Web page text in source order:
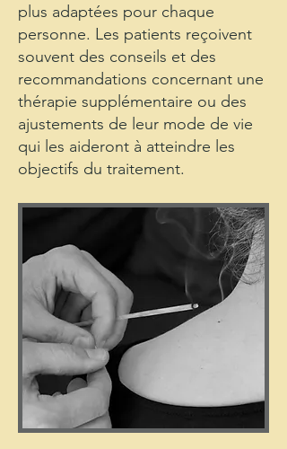
plus adaptées pour chaque
personne. Les patients reçoivent
souvent des conseils et des
recommandations concernant une
thérapie supplémentaire ou des
ajustements de leur mode de vie
qui les aideront à atteindre les
objectifs du traitement.